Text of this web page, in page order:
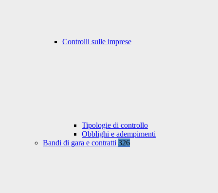
Controlli sulle imprese
Tipologie di controllo
Obblighi e adempimenti
Bandi di gara e contratti 326